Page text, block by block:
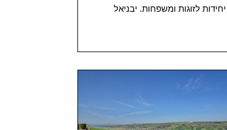
לזוגות ומשפחות. יבניאל